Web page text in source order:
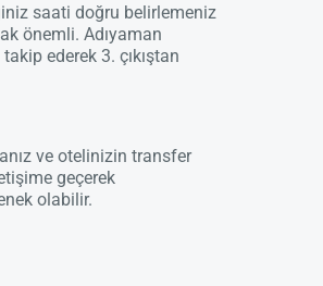
saati doğru belirlemeniz
önemli. Adıyaman
ederek 3. çıkıştan
ve otelinizin transfer
geçerek
olabilir.